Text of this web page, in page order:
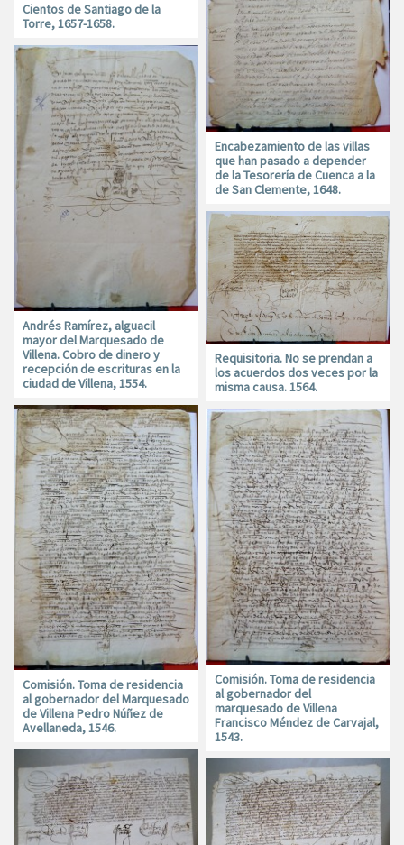
Cientos de Santiago de la
Torre, 1657-1658.
Encabezamiento de las villas
que han pasado a depender
de la Tesorería de Cuenca a la
de San Clemente, 1648.
Andrés Ramírez, alguacil
mayor del Marquesado de
Villena. Cobro de dinero y
recepción de escrituras en la
ciudad de Villena, 1554.
Requisitoria. No se prendan a
los acuerdos dos veces por la
misma causa. 1564.
Comisión. Toma de residencia
al gobernador del Marquesado
de Villena Pedro Núñez de
Avellaneda, 1546.
Comisión. Toma de residencia
al gobernador del
marquesado de Villena
Francisco Méndez de Carvajal,
1543.